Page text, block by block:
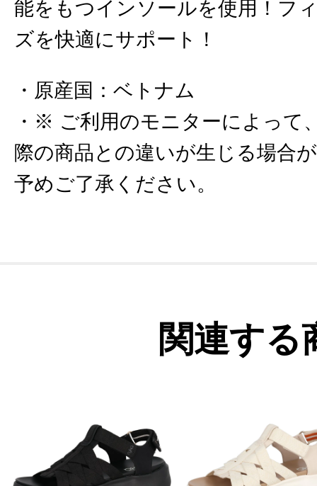
能をもつインソールを使用！フ
ズを快適にサポート！
原産国 ： ベトナム
※ ご利用のモニターによって
際の商品との違いが生じる場合
予めご了承ください。
関連する